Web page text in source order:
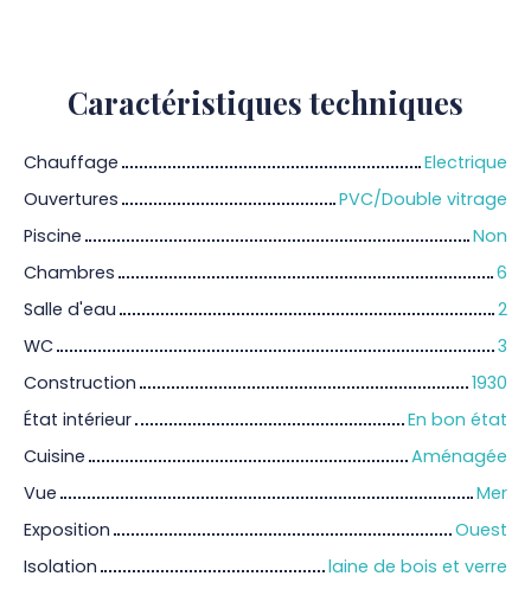
Caractéristiques techniques
Chauffage
Electrique
Ouvertures
PVC/Double vitrage
Piscine
Non
Chambres
6
Salle d'eau
2
WC
3
Construction
1930
État intérieur
En bon état
Cuisine
Aménagée
Vue
Mer
Exposition
Ouest
Isolation
laine de bois et verre